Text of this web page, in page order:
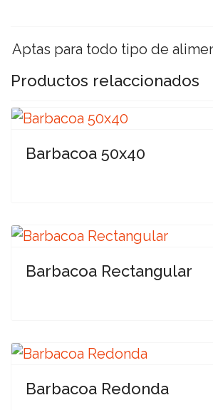
Aptas para todo tipo de
Productos relaccionados
Barbacoa 50x40
Barbacoa Rectangular
Barbacoa Redonda